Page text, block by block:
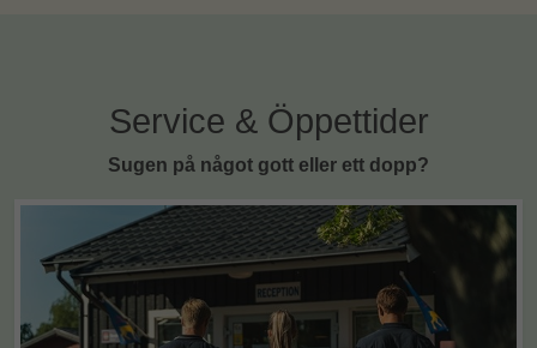
Service & Öppettider
Sugen på något gott eller ett dopp?